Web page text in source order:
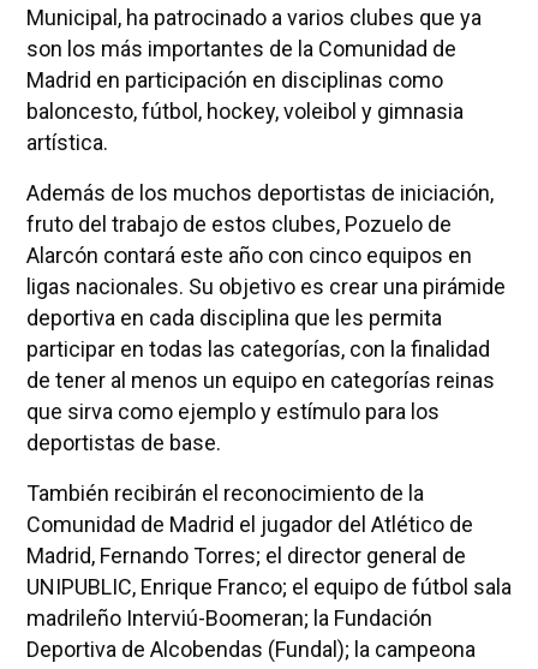
Municipal, ha patrocinado a varios clubes que ya
son los más importantes de la Comunidad de
Madrid en participación en disciplinas como
baloncesto, fútbol, hockey, voleibol y gimnasia
artística.
Además de los muchos deportistas de iniciación,
fruto del trabajo de estos clubes, Pozuelo de
Alarcón contará este año con cinco equipos en
ligas nacionales. Su objetivo es crear una pirámide
deportiva en cada disciplina que les permita
participar en todas las categorías, con la finalidad
de tener al menos un equipo en categorías reinas
que sirva como ejemplo y estímulo para los
deportistas de base.
También recibirán el reconocimiento de la
Comunidad de Madrid el jugador del Atlético de
Madrid, Fernando Torres; el director general de
UNIPUBLIC, Enrique Franco; el equipo de fútbol sala
madrileño Interviú-Boomeran; la Fundación
Deportiva de Alcobendas (Fundal); la campeona